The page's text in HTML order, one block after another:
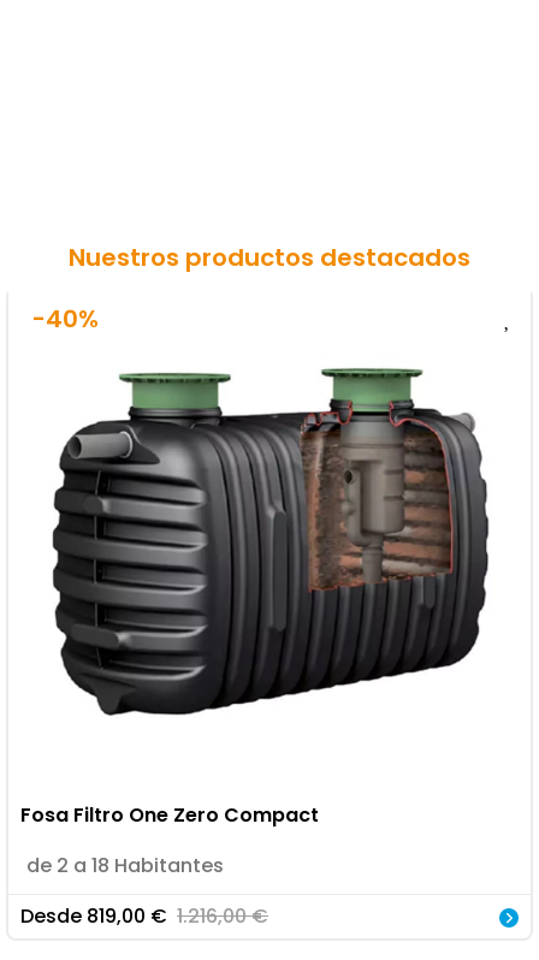
Nuestros productos destacados
-40%
Fosa Filtro One Zero Compact
de 2 a 18 Habitantes
Desde 819,00 € 1.216,00€